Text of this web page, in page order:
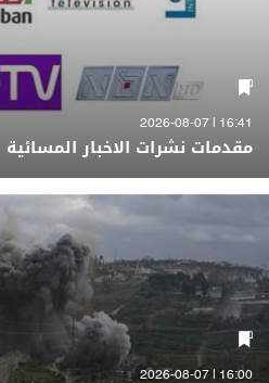
16:41 | 2026-08-07
مقدمات نشرات الاخبار المسائية
16:00 | 2026-08-07